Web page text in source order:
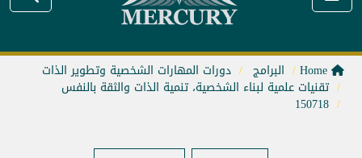
البرامج دورات المهارات الشخصية وتطوير الذات
تقنيات علمية لبناء الشخصية، تنمية الذات والثقة بالنفس
150718